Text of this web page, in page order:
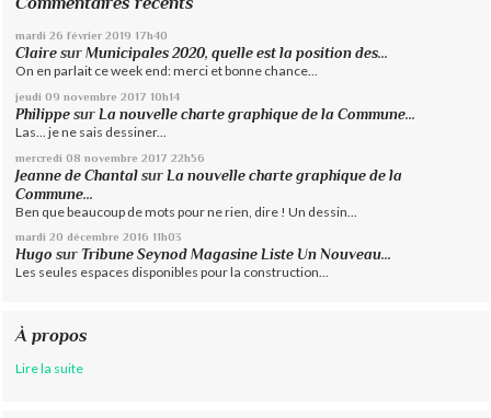
mardi 26 février 2019 17h40
Claire surMunicipales 2020, quelle est la position des...
On en parlait ce week end: merci et bonne chance...
jeudi 09 novembre 2017 10h14
Philippe sur La nouvelle charte graphique de la Commune...
Las... je ne sais dessiner...
mercredi 08 novembre 2017 22h56
Jeanne de Chantal sur La nouvelle charte graphique de la
Commune...
Ben que beaucoup de mots pour ne rien, dire ! Un dessin...
mardi 20 décembre 2016 11h03
Hugo surTribune Seynod Magasine Liste Un Nouveau...
Les seules espaces disponibles pour la construction...
À propos
Lire la suite